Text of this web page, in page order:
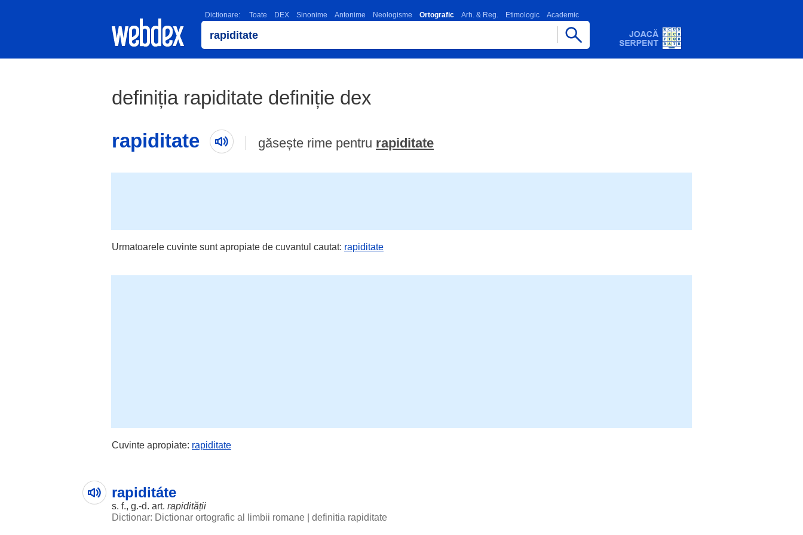
Dictionare: Toate DEX Sinonime Antonime Neologisme Ortografic Arh. & Reg. Etimologic Academic
definiția rapiditate definiție dex
rapiditate
găsește rime pentru rapiditate
Urmatoarele cuvinte sunt apropiate de cuvantul cautat: rapiditate
Cuvinte apropiate: rapiditate
rapiditáte
s. f., g.-d. art. rapidității
Dictionar: Dictionar ortografic al limbii romane
definitia rapiditate